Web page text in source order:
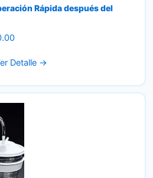
Rápida después del
Current
is:
Detalle →